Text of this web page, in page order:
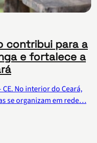
contribui para a
e fortalece a
No interior do Ceará,
se organizam em rede…